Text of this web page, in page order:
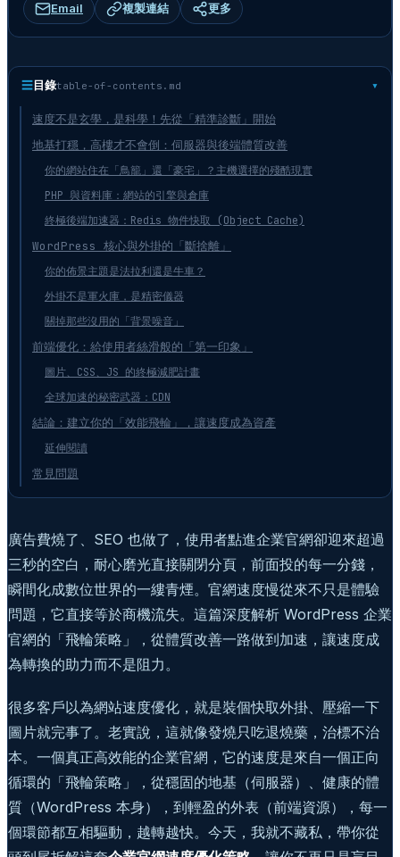
Email 複製連結 更多
☰目錄table-of-contents.md
速度不是玄學，是科學！先從「精準診斷」開始
地基打穩，高樓才不會倒：伺服器與後端體質改善
你的網站住在「鳥籠」還「豪宅」？主機選擇的殘酷現實
PHP 與資料庫：網站的引擎與倉庫
終極後端加速器：Redis 物件快取 (Object Cache)
WordPress 核心與外掛的「斷捨離」
你的佈景主題是法拉利還是牛車？
外掛不是軍火庫，是精密儀器
關掉那些沒用的「背景噪音」
前端優化：給使用者絲滑般的「第一印象」
圖片、CSS、JS 的終極減肥計畫
全球加速的秘密武器：CDN
結論：建立你的「效能飛輪」，讓速度成為資產
延伸閱讀
常見問題
廣告費燒了、SEO 也做了，使用者點進企業官網卻迎來超過
三秒的空白，耐心磨光直接關閉分頁，前面投的每一分錢，
瞬間化成數位世界的一縷青煙。官網速度慢從來不只是體驗
問題，它直接等於商機流失。這篇深度解析 WordPress 企業
官網的「飛輪策略」，從體質改善一路做到加速，讓速度成
為轉換的助力而不是阻力。
很多客戶以為網站速度優化，就是裝個快取外掛、壓縮一下
圖片就完事了。老實說，這就像發燒只吃退燒藥，治標不治
本。一個真正高效能的企業官網，它的速度是來自一個正向
循環的「飛輪策略」，從穩固的地基（伺服器）、健康的體
質（WordPress 本身），到輕盈的外表（前端資源），每一
個環節都互相驅動，越轉越快。今天，我就不藏私，帶你從